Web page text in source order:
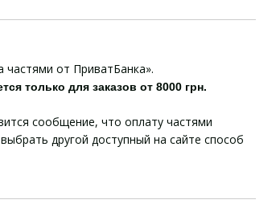
от ПриватБанка».
только для заказов от 8000 грн.
сообщение, что оплату частями
другой доступный на сайте способ